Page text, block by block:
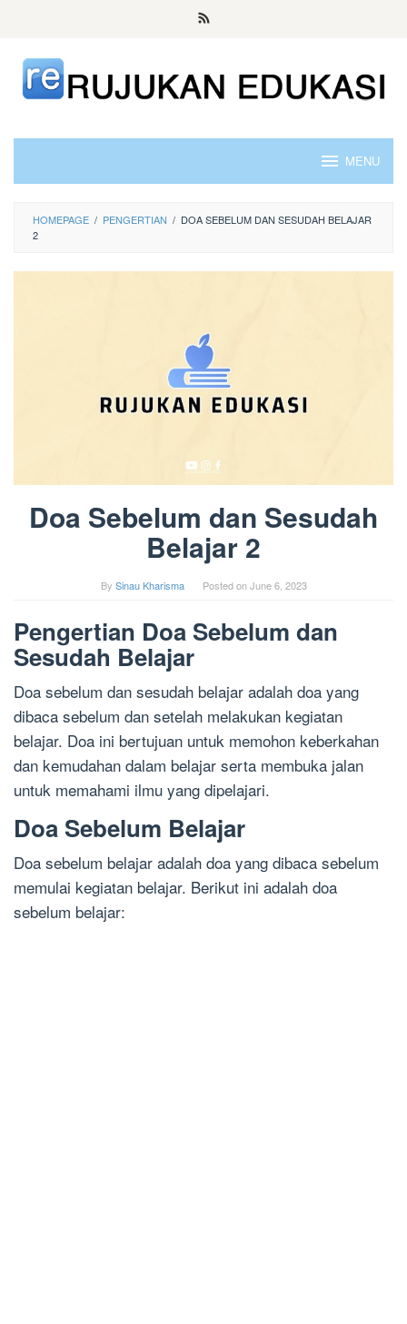
content
MENU
HOMEPAGE / PENGERTIAN / DOA SEBELUM DAN SESUDAH BELAJAR
2
Doa Sebelum dan Sesudah
Belajar 2
By Sinau Kharisma Posted onJune 6, 2023
Pengertian Doa Sebelum dan
Sesudah Belajar
Doa sebelum dan sesudah belajar adalah doa yang
dibaca sebelum dan setelah melakukan kegiatan
belajar. Doa ini bertujuan untuk memohon keberkahan
dan kemudahan dalam belajar serta membuka jalan
untuk memahami ilmu yang dipelajari.
Doa Sebelum Belajar
Doa sebelum belajar adalah doa yang dibaca sebelum
memulai kegiatan belajar. Berikut ini adalah doa
sebelum belajar: